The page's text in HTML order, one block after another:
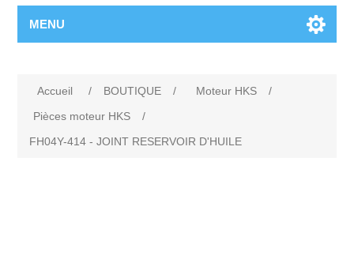
MENU
Accueil / BOUTIQUE / Moteur HKS
/
Pièces moteur HKS
/
FH04Y-414 - JOINT RESERVOIR D'HUILE